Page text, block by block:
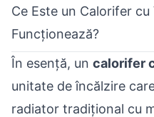
Ce Este un Calorifer
Funcționează?
În esență, un calorifer
unitate de încălzire
radiator tradițional cu